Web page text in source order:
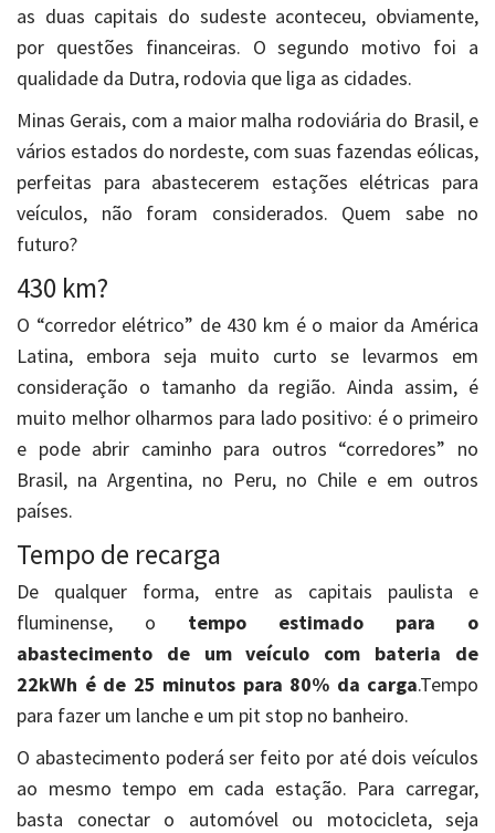
as duas capitais do sudeste aconteceu, obviamente,
por questões financeiras. O segundo motivo foi a
qualidade da Dutra, rodovia que liga as cidades.
Minas Gerais, com a maior malha rodoviária do Brasil, e
vários estados do nordeste, com suas fazendas eólicas,
perfeitas para abastecerem estações elétricas para
veículos, não foram considerados. Quem sabe no
futuro?
430 km?
O “corredor elétrico” de 430 km é o maior da América
Latina, embora seja muito curto se levarmos em
consideração o tamanho da região. Ainda assim, é
muito melhor olharmos para lado positivo: é o primeiro
e pode abrir caminho para outros “corredores” no
Brasil, na Argentina, no Peru, no Chile e em outros
países.
Tempo de recarga
De qualquer forma, entre as capitais paulista e
fluminense, o tempo estimado para o
abastecimento de um veículo com bateria de
22kWh é de 25 minutos para 80% da carga.Tempo
para fazer um lanche e um pit stop no banheiro.
O abastecimento poderá ser feito por até dois veículos
ao mesmo tempo em cada estação. Para carregar,
basta conectar o automóvel ou motocicleta, seja